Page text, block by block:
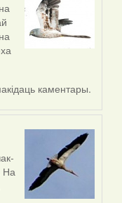
каментары.
На